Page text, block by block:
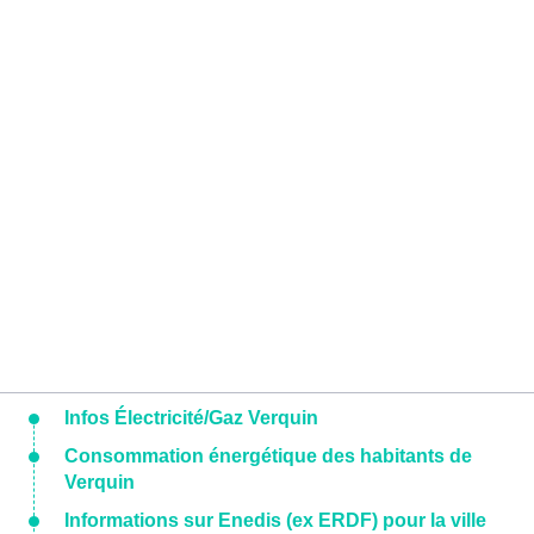
Infos Électricité/Gaz Verquin
Consommation énergétique des habitants de
Verquin
Informations sur Enedis (ex ERDF) pour la ville